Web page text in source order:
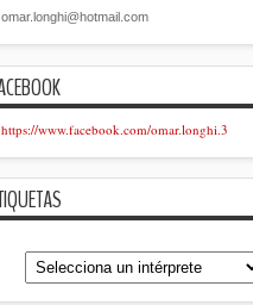
omar.longhi@hotmail.com
https://www.facebook.com/omar.longhi.3